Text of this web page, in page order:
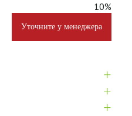
10%
Уточните у менеджера
+
+
+